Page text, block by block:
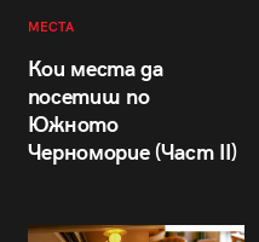
МЕСТА
Кои места да
посетиш по
Южното
Черноморие (Част II)